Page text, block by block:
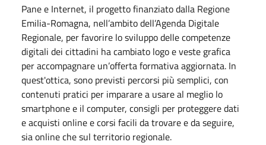
Pane e Internet, il progetto finanziato dalla Regione
Emilia-Romagna, nell’ambito dell’Agenda Digitale
Regionale, per favorire lo sviluppo delle competenze
digitali dei cittadini ha cambiato logo e veste grafica
per accompagnare un’offerta formativa aggiornata. In
quest'ottica, sono previsti percorsi più semplici, con
contenuti pratici per imparare a usare al meglio lo
smartphone e il computer, consigli per proteggere dati
e acquisti online e corsi facili da trovare e da seguire,
sia online che sul territorio regionale.